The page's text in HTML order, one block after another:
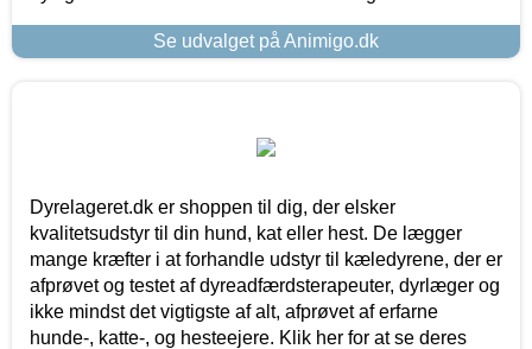
Se udvalget på Animigo.dk
Dyrelageret.dk er shoppen til dig, der elsker
kvalitetsudstyr til din hund, kat eller hest. De lægger
mange kræfter i at forhandle udstyr til kæledyrene, der er
afprøvet og testet af dyreadfærdsterapeuter, dyrlæger og
ikke mindst det vigtigste af alt, afprøvet af erfarne
hunde-, katte-, og hesteejere. Klik her for at se deres